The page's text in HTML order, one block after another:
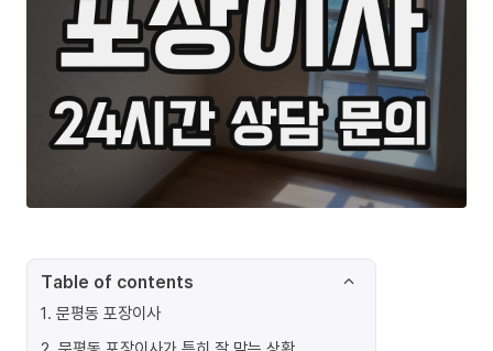
Table of contents
1. 문평동 포장이사